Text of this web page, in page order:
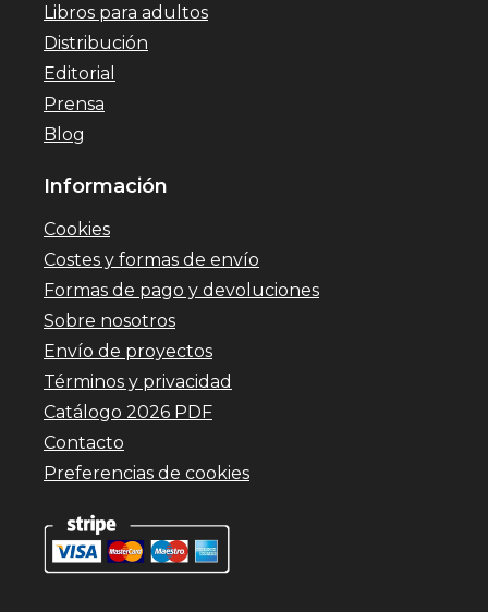
Libros para adultos
Distribución
Editorial
Prensa
Blog
Información
Cookies
Costes y formas de envío
Formas de pago y devoluciones
Sobre nosotros
Envío de proyectos
Términos y privacidad
Catálogo 2026 PDF
Contacto
Preferencias de cookies